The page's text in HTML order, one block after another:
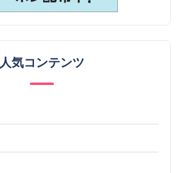
人気コンテンツ